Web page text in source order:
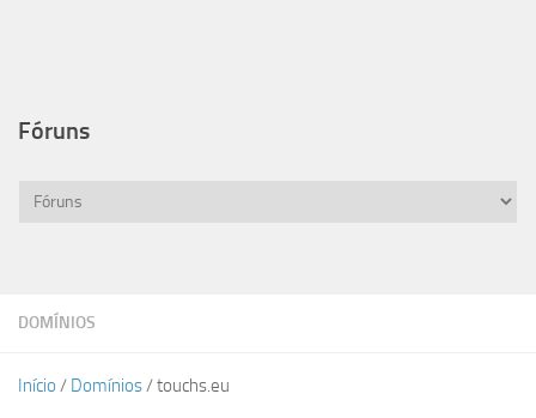
DOMÍNIOS
Início / Domínios/ touchs.eu
Fóruns